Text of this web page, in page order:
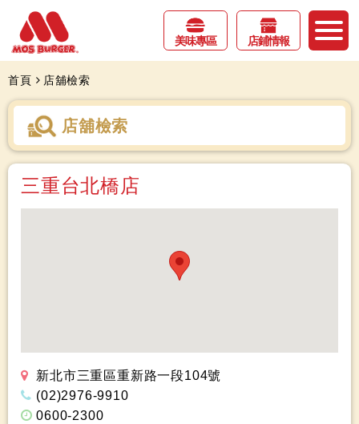
美味專區 店鋪情報
首頁 店舖檢索
店舖檢索
三重台北橋店
新北市三重區重新路一段104號
(02)2976-9910
0600-2300